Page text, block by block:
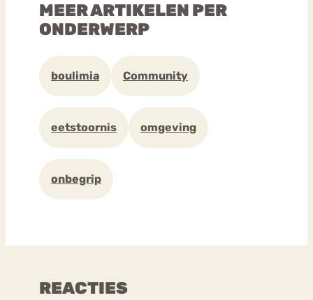
MEER ARTIKELEN PER
ONDERWERP
boulimia Community
eetstoornis omgeving
onbegrip
REACTIES